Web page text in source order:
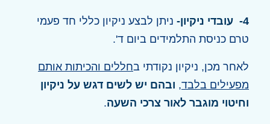
4- עובדי ניקיון-
ניתן לבצע ניקיון כללי חד פעמי
טרם כניסת התלמידים ביום ד'.
לאחר מכן, ניקיון נקודתי בחללים והכיתות אותם
מפעילים בלבד, ובהם יש לשים דגש על ניקיון
וחיטוי מוגבר לאור צרכי השעה.